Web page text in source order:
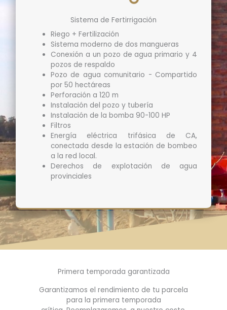
Sistema de Fertirrigación
Riego + Fertilización
Sistema moderno de dos mangueras
Conexión a un pozo de agua primario y 4
pozos de respaldo
Pozo de agua comunitario - Compartido
por 50 hectáreas
Perforación a 120 m
Instalación del pozo y tubería
Instalación de la bomba 90-100 HP
Filtros
Energía eléctrica trifásica de CA,
conectada desde la estación de bombeo
a la red local.
Derechos de explotación de agua
provinciales
Primera temporada garantizada
Garantizamos el rendimiento de tu parcela
para la primera temporada